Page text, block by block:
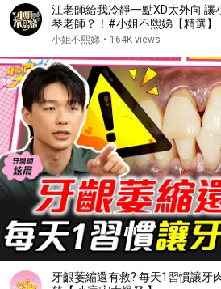
江老師給我冷靜一點XD太外向 讓
琴老師？！#小姐不熙娣【精選】
小姐不熙娣 • 164K views
牙齦萎縮還有救? 每天1習慣讓牙